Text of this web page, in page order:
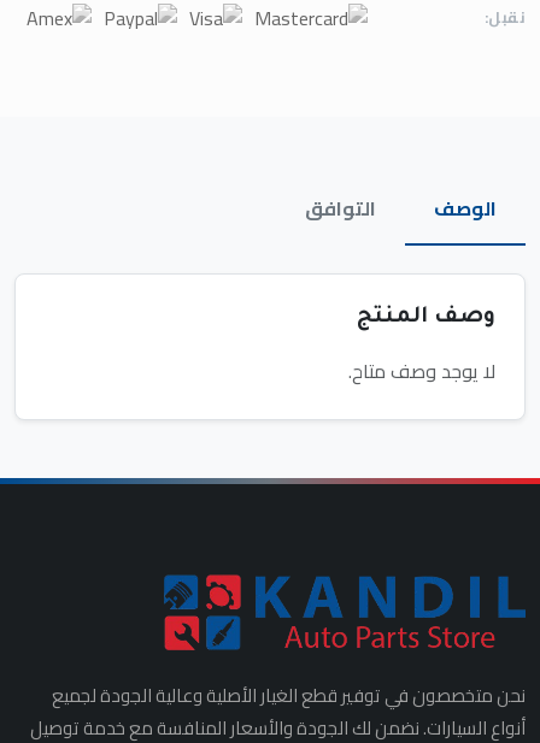
نقبل:
الوصف التوافق
وصف المنتج
لا يوجد وصف متاح.
نحن متخصصون في توفير قطع الغيار الأصلية وعالية الجودة لجميع
أنواع السيارات. نضمن لك الجودة والأسعار المنافسة مع خدمة توصيل